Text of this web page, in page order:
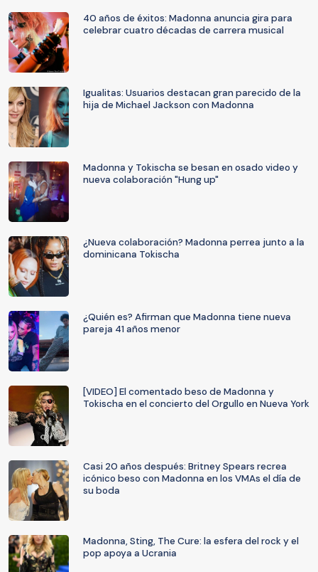
40 años de éxitos: Madonna anuncia gira para
celebrar cuatro décadas de carrera musical
Igualitas: Usuarios destacan gran parecido de la
hija de Michael Jackson con Madonna
Madonna y Tokischa se besan en osado video y
nueva colaboración "Hung up"
¿Nueva colaboración? Madonna perrea junto a la
dominicana Tokischa
¿Quién es? Afirman que Madonna tiene nueva
pareja 41 años menor
[VIDEO] El comentado beso de Madonna y
Tokischa en el concierto del Orgullo en Nueva York
Casi 20 años después: Britney Spears recrea
icónico beso con Madonna en los VMAs el día de
su boda
Madonna, Sting, The Cure: la esfera del rock y el
pop apoya a Ucrania